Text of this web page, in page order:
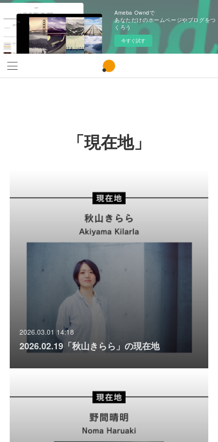
Ameba Owndで
あなただけのホームページやブログをつ
くろう
今すぐ試す
「現在地」
2026.03.01 14:18
2026.02.19「秋山きらら」の現在地